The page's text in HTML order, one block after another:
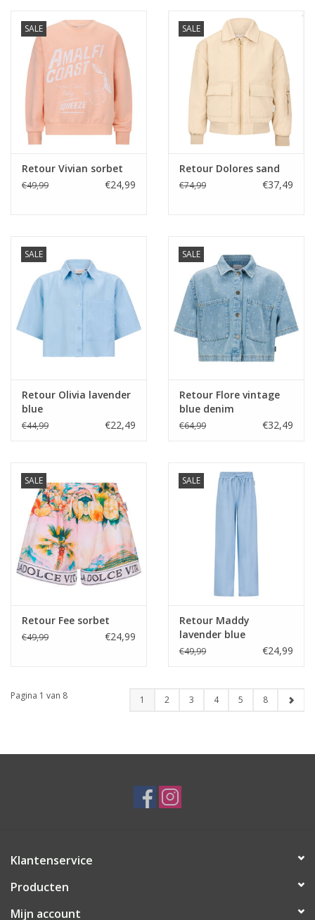
SALE
Retour Vivian sorbet
€49,99 €24,99
SALE
Retour Dolores sand
€74,99 €37,49
SALE
Retour Olivia lavender
blue
€44,99 €22,49
SALE
Retour Flore vintage
blue denim
€64,99 €32,49
SALE
Retour Fee sorbet
€49,99 €24,99
SALE
Retour Maddy
lavender blue
€49,99 €24,99
Pagina 1 van 8 1 2 3 4 5 8
Klantenservice
Producten
Mijn account